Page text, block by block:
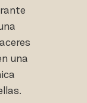
una